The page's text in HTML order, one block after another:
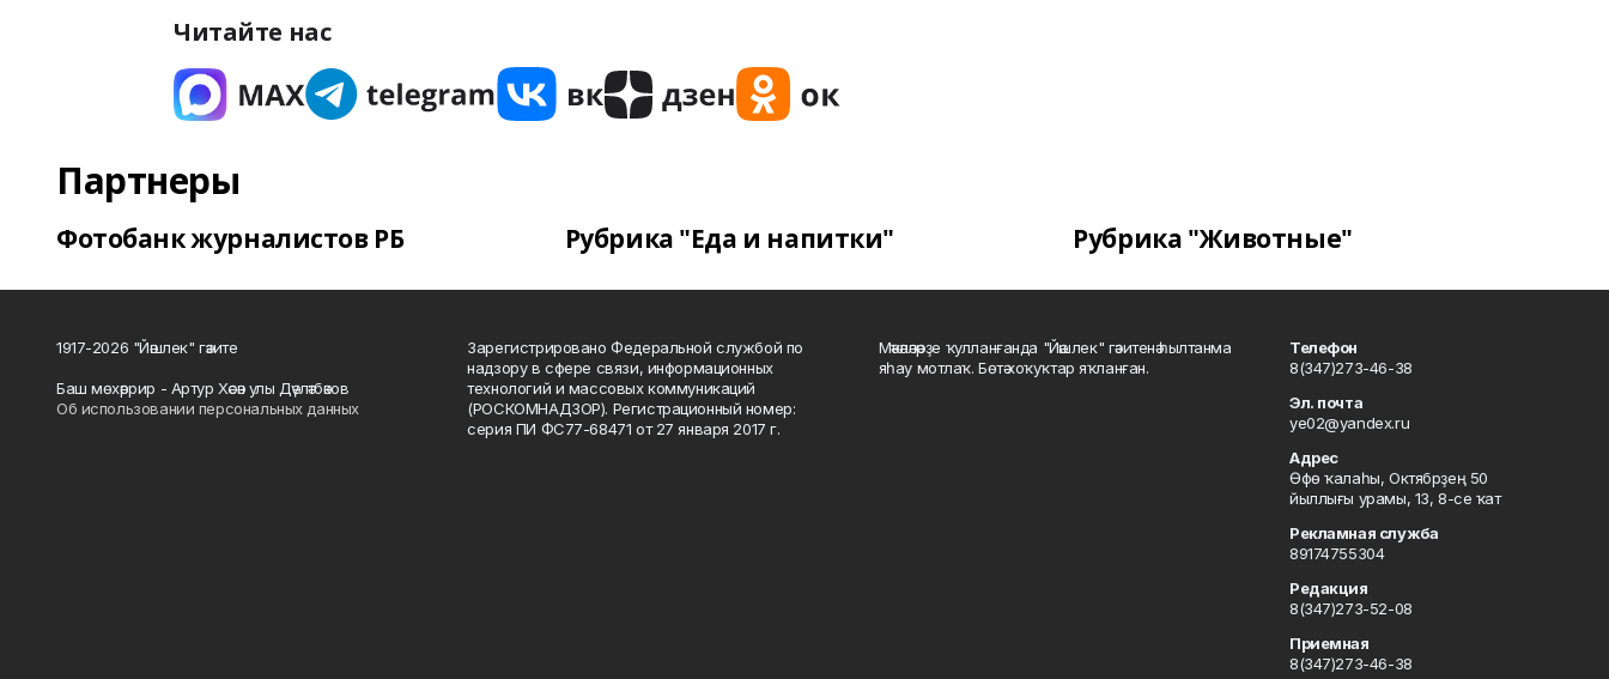
Читайте нас
Партнеры
Фотобанк журналистов РБ Рубрика "Еда и напитки" Рубрика "Животные"
1917-2026 "Йәшлек" гәзите
Баш мөхәррир - Артур Хәсән улы Дәүләтбәков
Об использовании персональных данных
Зарегистрировано Федеральной службой по
надзору в сфере связи, информационных
технологий и массовых коммуникаций
(РОСКОМНАДЗОР). Регистрационный номер:
серия ПИ ФС77-68471 от 27 января 2017 г.
Мәҡәләләрҙе ҡулланғанда "Йәшлек" гәзитенә һылтанма
яһау мотлаҡ. Бөтә хоҡуҡтар яҡланған.
Телефон
8(347)273-46-38
Эл. почта
ye02@yandex.ru
Адрес
Өфө ҡалаһы, Октябрҙең 50
йыллығы урамы, 13, 8-се ҡат
Рекламная служба
89174755304
Редакция
8(347)273-52-08
Приемная
8(347)273-46-38